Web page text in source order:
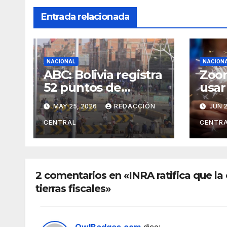
Entrada relacionada
NACIONAL
ABC: Bolivia registra
52 puntos de
bloqueo en cinco
departamentos
MAY 25, 2026 REDACCIÓN
CENTRAL
laJUN
2 comentarios en «INRA ratifica que
tierras fiscales»